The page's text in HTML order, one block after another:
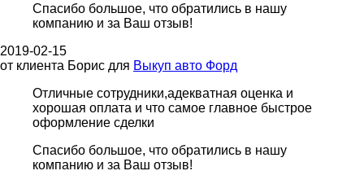
Спасибо большое, что обратились в нашу
компанию и за Ваш отзыв!
2019-02-15
от клиента Борис для Выкуп авто Форд
Отличные сотрудники,адекватная оценка и
хорошая оплата и что самое главное быстрое
оформление сделки
Спасибо большое, что обратились в нашу
компанию и за Ваш отзыв!